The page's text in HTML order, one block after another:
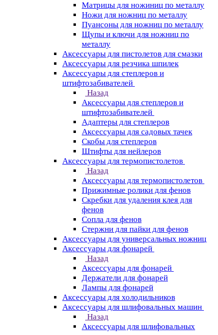
Матрицы для ножиниц по металлу
Ножи для ножниц по металлу
Пуансоны для ножниц по металлу
Щупы и ключи для ножниц по
металлу
Аксессуары для пистолетов для смазки
Аксессуары для резчика шпилек
Аксессуары для степлеров и
штифтозабивателей
Назад
Аксессуары для степлеров и
штифтозабивателей
Адаптеры для степлеров
Аксессуары для садовых тачек
Скобы для степлеров
Штифты для нейлеров
Аксессуары для термопистолетов
Назад
Аксессуары для термопистолетов
Прижимные ролики для фенов
Скребки для удаления клея для
фенов
Сопла для фенов
Стержни для пайки для фенов
Аксессуары для универсальных ножниц
Аксессуары для фонарей
Назад
Аксессуары для фонарей
Держатели для фонарей
Лампы для фонарей
Аксессуары для холодильников
Аксессуары для шлифовальных машин
Назад
Аксессуары для шлифовальных